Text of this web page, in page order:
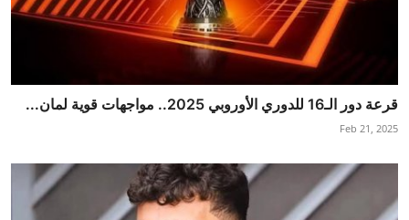
قرعة دور الـ16 للدوري الأوروبي 2025.. مواجهات قوية لمان...
Feb 21, 2025